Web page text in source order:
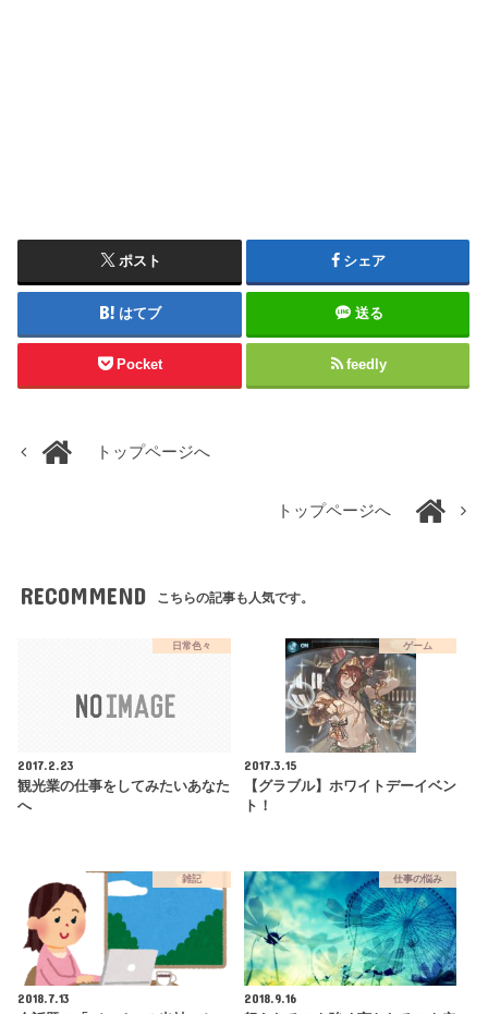
ポスト シェア
はてブ 送る
Pocket feedly
トップページへ
トップページへ
RECOMMEND こちらの記事も人気です。
日常色々
2017.2.23
観光業の仕事をしてみたいあなた
へ
ゲーム
2017.3.15
【グラブル】ホワイトデーイベン
ト！
雑記
2018.7.13
仕事の悩み
2018.9.16